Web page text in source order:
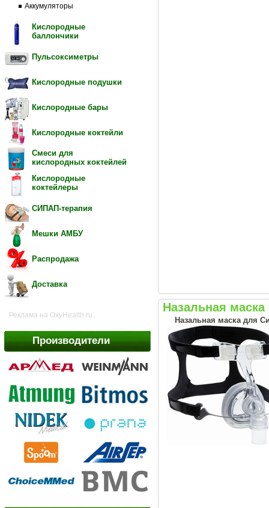
Аккумуляторы
Кислородные
баллончики
Пульсоксиметры
Кислородные подушки
Кислородные бары
Кислородные коктейли
Смеси для
кислородных коктейлей
Кислородные
коктейлеры
СИПАП-терапия
Мешки АМБУ
Распродажа
Доставка
Реклама на OxyHealth.ru:
Производители
Назальная
Назальная маска для